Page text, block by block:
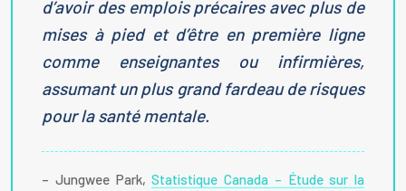
d’avoir des emplois précaires avec plus de
mises à pied et d’être en première ligne
comme enseignantes ou infirmières,
assumant un plus grand fardeau de risques
pour la santé mentale.
– Jungwee Park,Statistique Canada – Étude sur la